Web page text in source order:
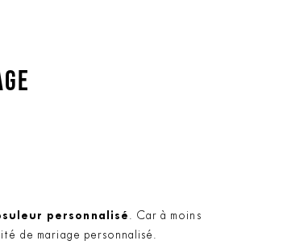
personnalisé
. Car à moins
de mariage personnalisé.